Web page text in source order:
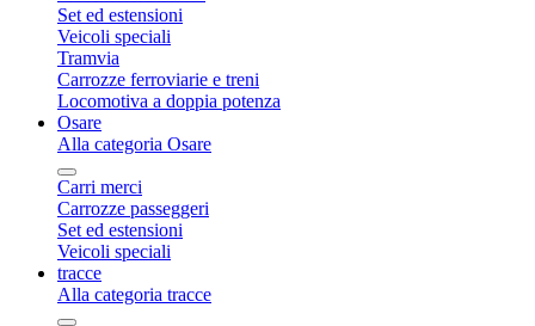
Set ed estensioni
Veicoli speciali
Tramvia
Carrozze ferroviarie e treni
Locomotiva a doppia potenza
Osare
Alla categoria Osare
Carri merci
Carrozze passeggeri
Set ed estensioni
Veicoli speciali
tracce
Alla categoria tracce